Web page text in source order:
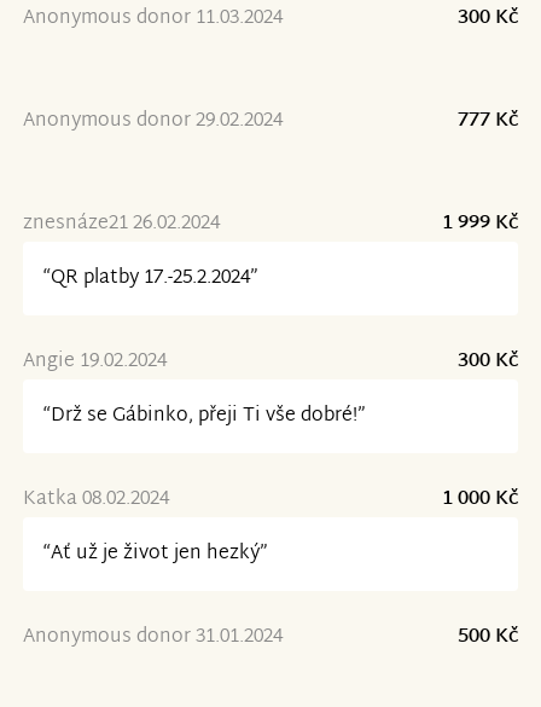
Anonymous donor 11.03.2024 300 Kč
Anonymous donor 29.02.2024 777 Kč
znesnáze21 26.02.2024
1 999 Kč
“QR platby 17.-25.2.2024”
Angie 19.02.2024
300 Kč
“Drž se Gábinko, přeji Ti vše dobré!”
Katka 08.02.2024
1 000 Kč
“Ať už je život jen hezký”
Anonymous donor 31.01.2024 500 Kč